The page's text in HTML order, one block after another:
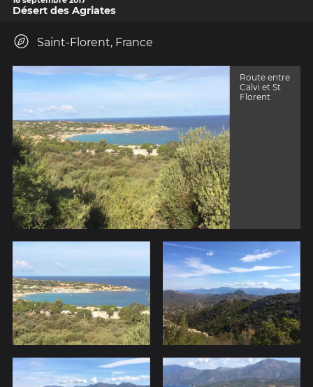
Désert des Agriates
Saint-Florent, France
Route entre
Calvi et St
Florent